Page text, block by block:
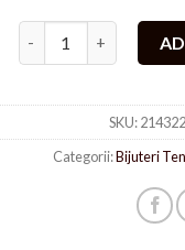
Cantitate Bratara
SKU:
Categorii:Bijuteri